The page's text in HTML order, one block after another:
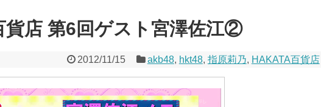
貨店 第6回ゲスト宮澤佐江②
2012/11/15 akb48, hkt48, 指原莉乃, HAKATA百貨店